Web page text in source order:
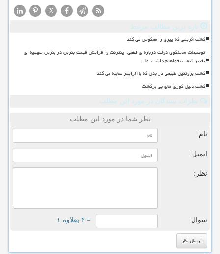
X
تازه ترین مطالب مرتبط
کشف آنزیمی که پیری را معکوس می کند
توضیحات سخنگوی دولت درباره ی قطعی اینترنت و افزایش قیمت بنزین در بنزین سهمیه ای
تغییر قیمت نخواهیم داشت اما...
کشف پروتئین طبیعی در بدن که با آلزایمر مقابله می کند
کشف دلیل کوری های بی برگشت
نظرات بینندگان در مورد این مطلب
نظر شما در مورد این مطلب
نام:
ایمیل:
نظر:
سوال: = ۴ بعلاوه ۱